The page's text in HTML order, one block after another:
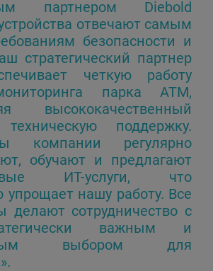
партнером Diebold
отвечают самым
безопасности и
стратегический партнер
четкую работу
парка АТМ,
высококачественный
поддержку.
компании регулярно
обучают и предлагают
ИТ-услуги, что
упрощает нашу работу. Все
делают сотрудничество с
важным и
выбором для